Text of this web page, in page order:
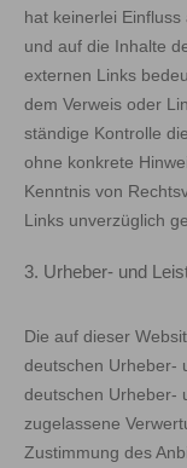
hat keinerlei
und auf die Inhalte
externen Links
dem Verweis oder
ständige Kontrolle
ohne konkrete
Kenntnis von
Links unverzüglich
3. Urheber- und
Die auf dieser
deutschen Urheber-
deutschen Urheber-
zugelassene
Zustimmung des